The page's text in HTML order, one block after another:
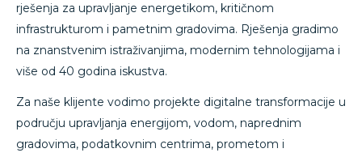
rješenja za upravljanje energetikom, kritičnom
infrastrukturom i pametnim gradovima. Rješenja gradimo
na znanstvenim istraživanjima, modernim tehnologijama i
više od 40 godina iskustva.
Za naše klijente vodimo projekte digitalne transformacije u
području upravljanja energijom, vodom, naprednim
gradovima, podatkovnim centrima, prometom i